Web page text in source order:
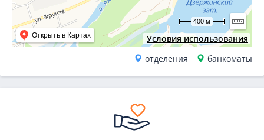
Условия использования
Открыть в Картах
400 м
отделения банкоматы